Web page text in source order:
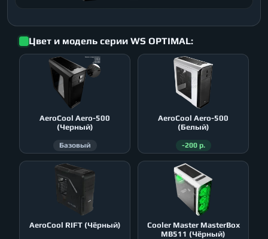
Цвет и модель серии WS OPTIMAL:
AeroСool Aero-500
(Черный)
Базовый
AeroСool Aero-500
(Белый)
-200 р.
AeroСool RIFT (Чёрный)
Cooler Master MasterBox
MB511 (Чёрный)